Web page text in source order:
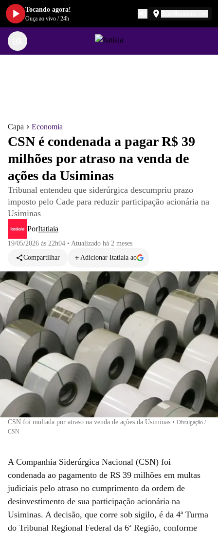
Capa Economia
CSN é condenada a pagar R$ 39
milhões por atraso na venda de
ações da Usiminas
Tribunal entendeu que siderúrgica descumpriu prazo
imposto pelo Cade para reduzir participação acionária na
Usiminas
PorItatiaia
19/05/2026 às 22h04 • Atualizado há 2 meses
Compartilhar
Adicionar Itatiaia ao
CSN foi multada por atraso na venda de ações da Usiminas • Divulgação /
CSN
A Companhia Siderúrgica Nacional (CSN) foi
condenada ao pagamento de R$ 39 milhões em multas
judiciais pelo atraso no cumprimento da ordem de
desinvestimento de sua participação acionária na
Usiminas. A decisão, que corre sob sigilo, é da 4ª Turma
do Tribunal Regional Federal da 6ª Região, conforme
Tocando agora!
Ouça ao vivo /24h